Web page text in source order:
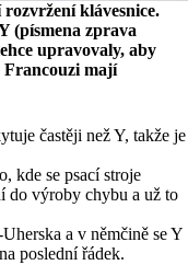
rozvržení klávesnice.
(písmena zprava
upravovaly, aby
mají
častěji než Y, takže je
kde se psací stroje
do výroby chybu a už to
a v němčině se Y
poslední řádek.